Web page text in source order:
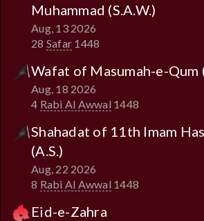
Muhammad (S.A.W.)
Aug, 13 2026
28 Safar 1448
Wafat of Masumah-e-Qum
Aug, 18 2026
4 Rabi Al Awwal 1448
Shahadat of 11th Imam
(A.S.)
Aug, 22 2026
8 Rabi Al Awwal 1448
Eid-e-Zahra